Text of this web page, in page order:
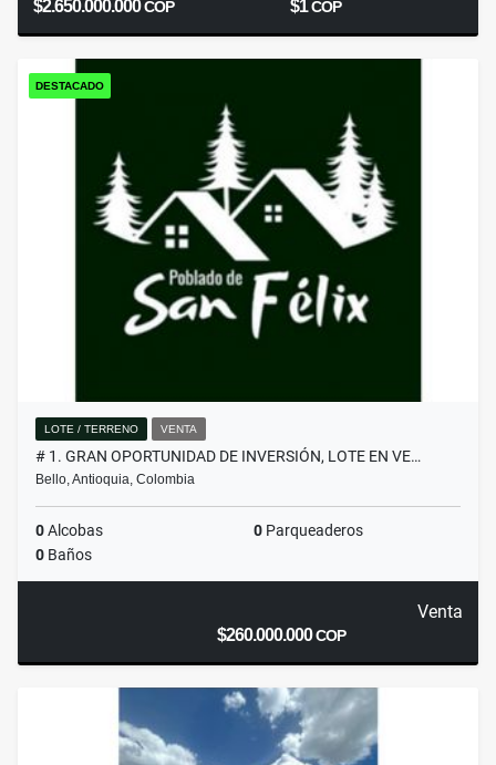
$2.650.000.000COP $1COP
DESTACADO
LOTE / TERRENO VENTA
# 1. GRAN OPORTUNIDAD DE INVERSIÓN, LOTE EN VE…
Bello, Antioquia, Colombia
0Alcobas 0 Parqueaderos
0 Baños
Venta
$260.000.000COP